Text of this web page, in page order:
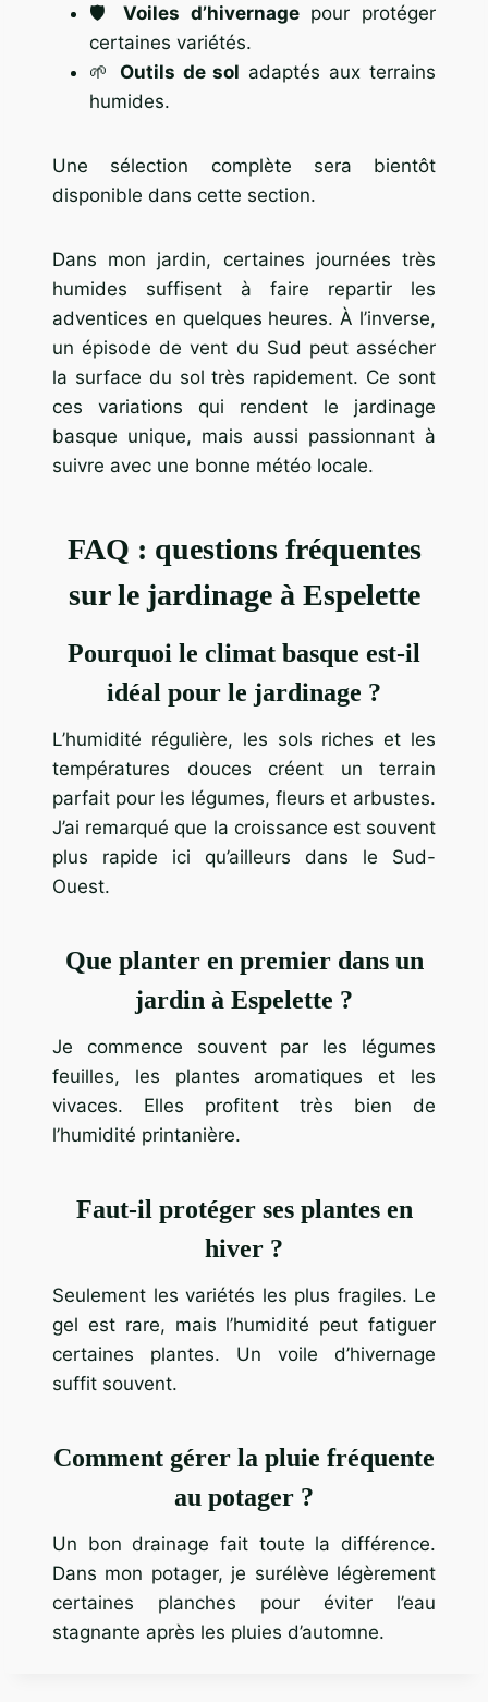
🛡️Voiles d’hivernagepour protéger
certaines variétés.
🌱 Outils de sol adaptés aux terrains
humides.
Une sélection complète sera bientôt
disponible dans cette section.
Dans mon jardin, certaines journées très
humides suffisent à faire repartir les
adventices en quelques heures. À l’inverse,
un épisode de vent du Sud peut assécher
la surface du sol très rapidement. Ce sont
ces variations qui rendent le jardinage
basque unique, mais aussi passionnant à
suivre avec une bonne météo locale.
FAQ : questions fréquentes
sur le jardinage à Espelette
Pourquoi le climat basque est-il
idéal pour le jardinage ?
L’humidité régulière, les sols riches et les
températures douces créent un terrain
parfait pour les légumes, fleurs et arbustes.
J’ai remarqué que la croissance est souvent
plus rapide ici qu’ailleurs dans le Sud-
Ouest.
Que planter en premier dans un
jardin à Espelette ?
Je commence souvent par les légumes
feuilles, les plantes aromatiques et les
vivaces. Elles profitent très bien de
l’humidité printanière.
Faut-il protéger ses plantes en
hiver ?
Seulement les variétés les plus fragiles. Le
gel est rare, mais l’humidité peut fatiguer
certaines plantes. Un voile d’hivernage
suffit souvent.
Comment gérer la pluie fréquente
au potager ?
Un bon drainage fait toute la différence.
Dans mon potager, je surélève légèrement
certaines planches pour éviter l’eau
stagnante après les pluies d’automne.